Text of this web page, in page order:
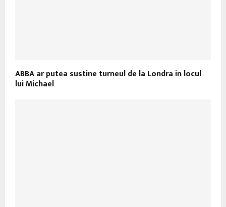
ABBA ar putea sustine turneul de la Londra in locul
lui Michael